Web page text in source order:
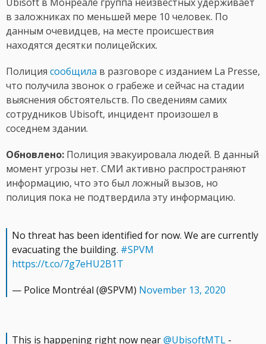
в заложниках по меньшей мере 10 человек. По
данным очевидцев, на месте происшествия
находятся десятки полицейских.
Полиция сообщила в разговоре с изданием La Presse,
что получила звонок о грабеже и сейчас на стадии
выяснения обстоятельств. По сведениям самих
сотрудников Ubisoft, инцидент произошел в
соседнем здании.
Обновлено: Полиция эвакуировала людей. В данный
момент угрозы нет. СМИ активно распространяют
информацию, что это был ложный вызов, но
полиция пока не подтвердила эту информацию.
No threat has been identified for now. We are currently
evacuating the building. #SPVM
https://t.co/7g7eHU2B1T
— Police Montréal (@SPVM) November 13, 2020
This is happening right now near@UbisoftMTL -